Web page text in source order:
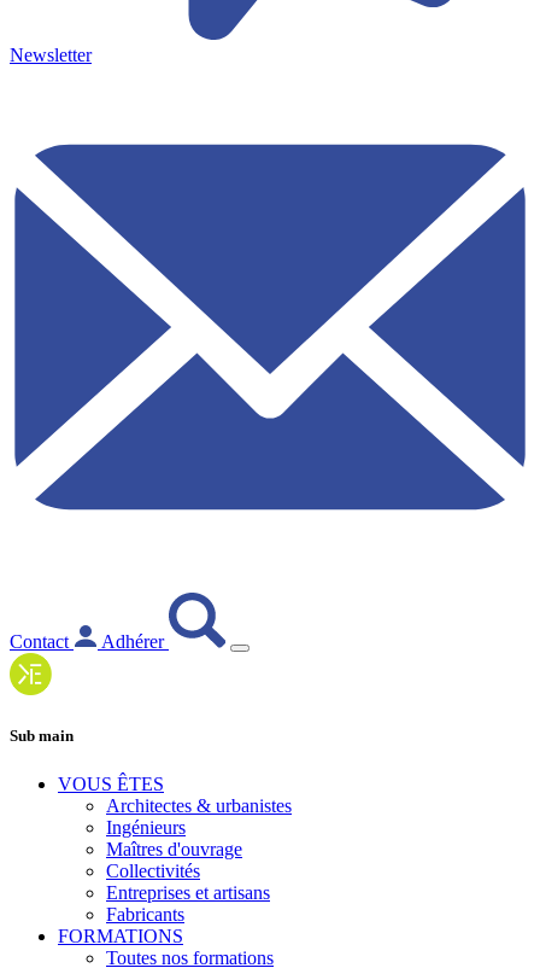
Newsletter
Contact Adhérer
Sub main
VOUS ÊTES
Architectes & urbanistes
Ingénieurs
Maîtres d'ouvrage
Collectivités
Entreprises et artisans
Fabricants
FORMATIONS
Toutes nos formations